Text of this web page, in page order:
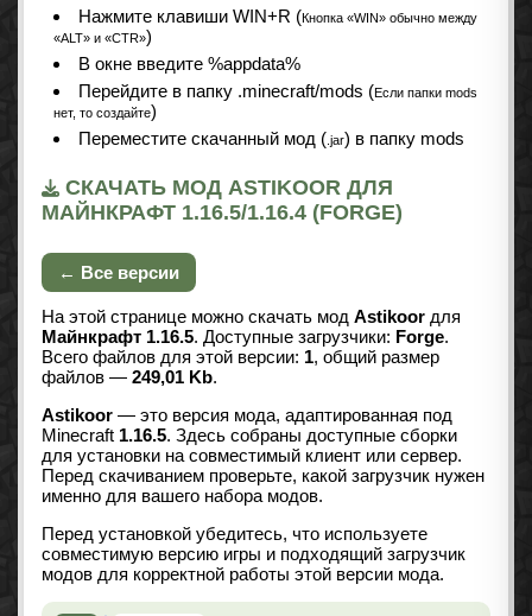
Нажмите клавиши WIN+R (Кнопка «WIN» обычно между
«ALT» и «CTR»)
В окне введите %appdata%
Перейдите в папку .minecraft/mods (Если папки mods
нет, то создайте)
Переместите скачанный мод ( .jar) в папку mods
СКАЧАТЬ МОД ASTIKOOR ДЛЯ
МАЙНКРАФТ 1.16.5/1.16.4 (FORGE)
← Все версии
На этой странице можно скачать мод Astikoor для
Майнкрафт 1.16.5. Доступные загрузчики: Forge.
Всего файлов для этой версии: 1, общий размер
файлов — 249,01 Kb.
Astikoor — это версия мода, адаптированная под
Minecraft 1.16.5. Здесь собраны доступные сборки
для установки на совместимый клиент или сервер.
Перед скачиванием проверьте, какой загрузчик нужен
именно для вашего набора модов.
Перед установкой убедитесь, что используете
совместимую версию игры и подходящий загрузчик
модов для корректной работы этой версии мода.